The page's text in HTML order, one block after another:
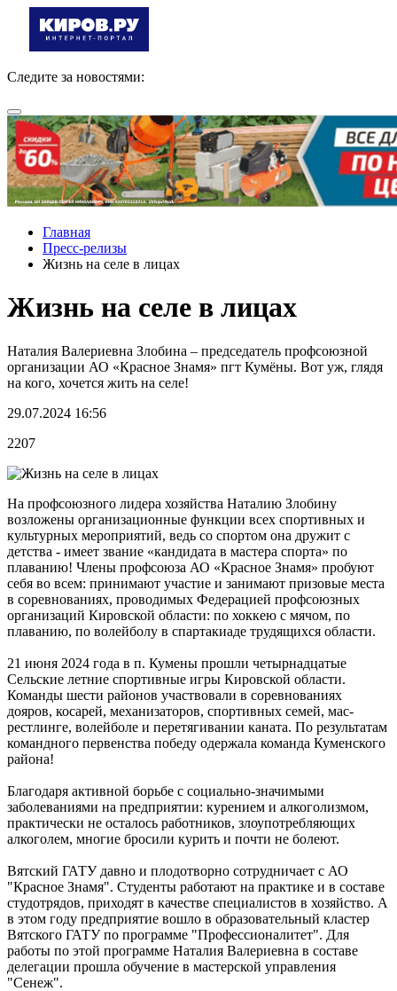
Следите за новостями:
Главная
Пресс-релизы
Жизнь на селе в лицах
Жизнь на селе в лицах
Наталия Валериевна Злобина – председатель профсоюзной
организации АО «Красное Знамя» пгт Кумёны. Вот уж, глядя
на кого, хочется жить на селе!
29.07.2024 16:56
2207
На профсоюзного лидера хозяйства Наталию Злобину
возложены организационные функции всех спортивных и
культурных мероприятий, ведь со спортом она дружит с
детства - имеет звание «кандидата в мастера спорта» по
плаванию! Члены профсоюза АО «Красное Знамя» пробуют
себя во всем: принимают участие и занимают призовые места
в соревнованиях, проводимых Федерацией профсоюзных
организаций Кировской области: по хоккею с мячом, по
плаванию, по волейболу в спартакиаде трудящихся области.
21 июня 2024 года в п. Кумены прошли четырнадцатые
Сельские летние спортивные игры Кировской области.
Команды шести районов участвовали в соревнованиях
дояров, косарей, механизаторов, спортивных семей, мас-
рестлинге, волейболе и перетягивании каната. По результатам
командного первенства победу одержала команда Куменского
района!
Благодаря активной борьбе с социально-значимыми
заболеваниями на предприятии: курением и алкоголизмом,
практически не осталось работников, злоупотребляющих
алкоголем, многие бросили курить и почти не болеют.
Вятский ГАТУ давно и плодотворно сотрудничает с АО
"Красное Знамя". Студенты работают на практике и в составе
студотрядов, приходят в качестве специалистов в хозяйство. А
в этом году предприятие вошло в образовательный кластер
Вятского ГАТУ по программе "Профессионалитет". Для
работы по этой программе Наталия Валериевна в составе
делегации прошла обучение в мастерской управления
"Сенеж".